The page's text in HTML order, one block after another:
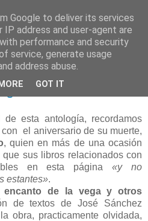
esta antología, recordamos
el aniversario de su muerte,
, quien en más de una ocasión
sus libros relacionados con
en esta página«y no
estantes».
encanto de la vega y otros
de textos de José Sánchez
obra, practicamente olvidada,
Google to deliver its services
IP address and user-agent are
performance and security
service, generate usage
address abuse.
GOT IT